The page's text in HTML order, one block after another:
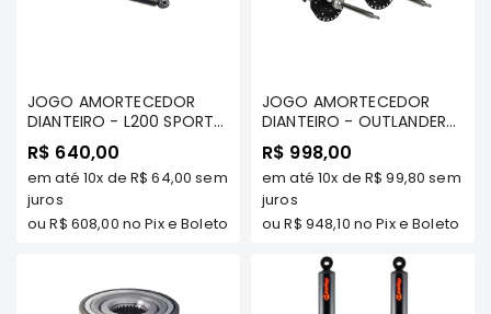
e
SPORT
Suspensão
JOGO AMORTECEDOR
DIANTEIRO - L200 SPORT/
HPE/ OUTDOOR/
SAVANA/GL 2009/... -
COFAP
R$ 640,00
em até 10x de R$ 64,00 sem
juros
ouR$ 608,00 no Pix e Boleto
JOGO AMORTECEDOR
DIANTEIRO - OUTLANDER
2.0/ 3.0 V6/ 2.2 DIESEL
2016/ .... TDS / ECLIPSE
CROSS 1.5 TURBO 2018/...
TDS - COFAP
R$ 998,00
em até 10x de R$ 99,80 sem
juros
ouR$ 948,10 no Pix e Boleto